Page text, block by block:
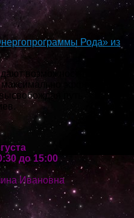
Рода» из
возможность
эффективно,
путь
до 15:00
Ивановна